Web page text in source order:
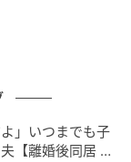
決！
」いつまでも子
【離婚後同居 Vo